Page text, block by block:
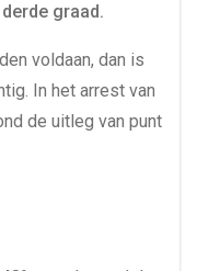
graad.
voldaan, dan is
In het arrest van
de uitleg van punt